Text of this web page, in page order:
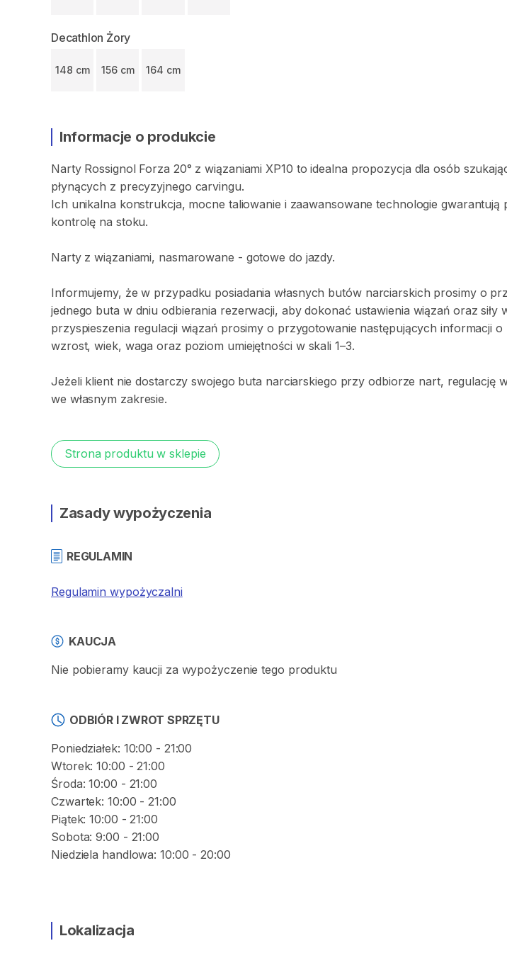
Decathlon Żory
148 cm 156 cm 164 cm
Informacje o produkcie
Narty Rossignol Forza 20° z wiązaniami XP10 to idealna propozycja dla osób
płynących z precyzyjnego carvingu.
Ich unikalna konstrukcja​,​ mocne taliowanie i zaawansowane technologie gwarantują
kontrolę na stoku.
Narty z wiązaniami​​​​​​,​ nasmarowane - gotowe do jazdy.
Informujemy​,​ że w przypadku posiadania własnych butów narciarskich prosimy o
jednego buta w dniu odbierania rezerwacji​,​ aby dokonać ustawienia wiązań oraz siły
przyspieszenia regulacji wiązań prosimy o przygotowanie następujących informacji o
wzrost​,​ wiek​,​ waga oraz poziom umiejętności w skali 1–3.
Jeżeli klient nie dostarczy swojego buta narciarskiego przy odbiorze nart​,​ regulację
we własnym zakresie.
Strona produktu w sklepie
Zasady wypożyczenia
REGULAMIN
Regulamin wypożyczalni
KAUCJA
Nie pobieramy kaucji za wypożyczenie tego produktu
ODBIÓR I ZWROT SPRZĘTU
Poniedziałek: 10:00 - 21:00
Wtorek: 10:00 - 21:00
Środa: 10:00 - 21:00
Czwartek: 10:00 - 21:00
Piątek: 10:00 - 21:00
Sobota: 9:00 - 21:00
Niedziela handlowa: 10:00 - 20:00
Lokalizacja